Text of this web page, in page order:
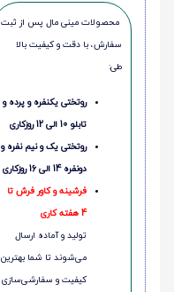
محصولات مینی‌ مال پس از ثبت
سفارش، با دقت و کیفیت بالا
طی:
روتختی یکنفره و پرده و
تابلو 10 الی 12 روزکاری
روتختی یک و نیم نفره و
دونفره 14 الی 16 روزکاری
فرشینه و کاور فرش تا
4 هفته کاری
تولید و آماده ارسال
می‌شوند تا شما بهترین
کیفیت و سفارشی‌سازی